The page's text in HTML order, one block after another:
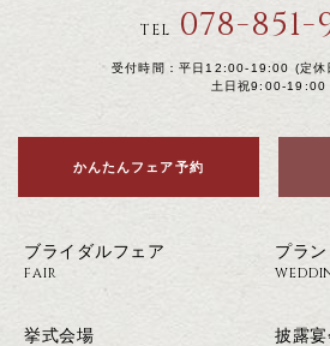
TEL 078-851-
受付時間：平日12:00-19:00 (定休
土日祝9:00-19:00
かんたんフェア予約
ブライダルフェア
FAIR
プラ
挙式会場 披露